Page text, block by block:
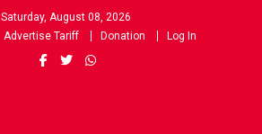
Saturday, August 08, 2026
Advertise Tariff Donation Log In